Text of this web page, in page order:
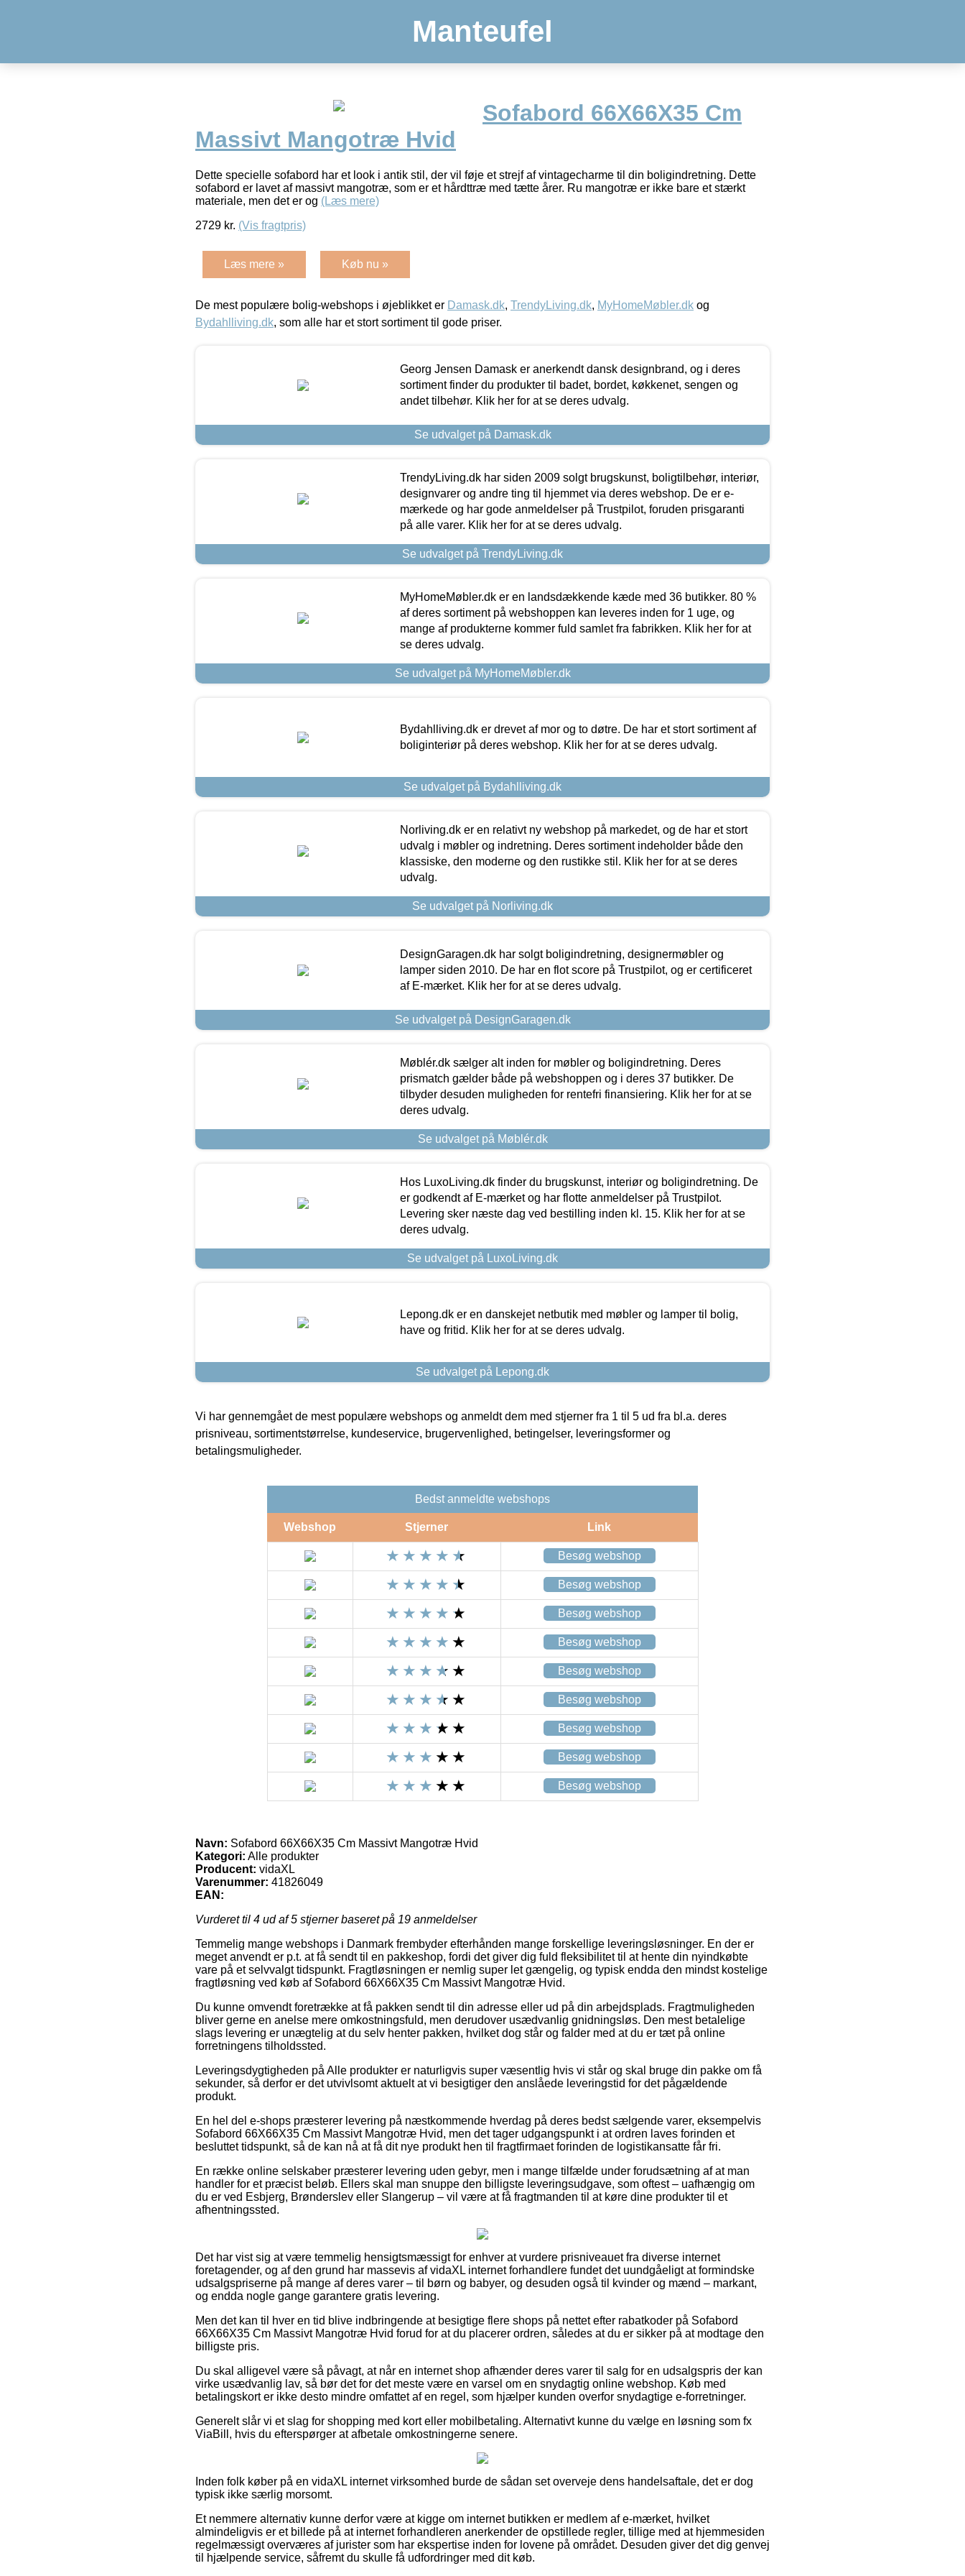
Manteufel
Sofabord 66X66X35 Cm
Massivt Mangotræ Hvid
Dette specielle sofabord har et look i antik stil, der vil føje et strejf af vintagecharme til din boligindretning. Dette
sofabord er lavet af massivt mangotræ, som er et hårdttræ med tætte årer. Ru mangotræ er ikke bare et stærkt
materiale, men det er og (Læs mere)
2729 kr. (Vis fragtpris)
Læs mere » Køb nu »
De mest populære bolig-webshops i øjeblikket er Damask.dk, TrendyLiving.dk, MyHomeMøbler.dk og
Bydahlliving.dk, som alle har et stort sortiment til gode priser.
Georg Jensen Damask er anerkendt dansk designbrand, og i deres
sortiment finder du produkter til badet, bordet, køkkenet, sengen og
andet tilbehør. Klik her for at se deres udvalg.
Se udvalget på Damask.dk
TrendyLiving.dk har siden 2009 solgt brugskunst, boligtilbehør, interiør,
designvarer og andre ting til hjemmet via deres webshop. De er e-
mærkede og har gode anmeldelser på Trustpilot, foruden prisgaranti
på alle varer. Klik her for at se deres udvalg.
Se udvalget på TrendyLiving.dk
MyHomeMøbler.dk er en landsdækkende kæde med 36 butikker. 80 %
af deres sortiment på webshoppen kan leveres inden for 1 uge, og
mange af produkterne kommer fuld samlet fra fabrikken. Klik her for at
se deres udvalg.
Se udvalget på MyHomeMøbler.dk
Bydahlliving.dk er drevet af mor og to døtre. De har et stort sortiment af
boliginteriør på deres webshop. Klik her for at se deres udvalg.
Se udvalget på Bydahlliving.dk
Norliving.dk er en relativt ny webshop på markedet, og de har et stort
udvalg i møbler og indretning. Deres sortiment indeholder både den
klassiske, den moderne og den rustikke stil. Klik her for at se deres
udvalg.
Se udvalget på Norliving.dk
DesignGaragen.dk har solgt boligindretning, designermøbler og
lamper siden 2010. De har en flot score på Trustpilot, og er certificeret
af E-mærket. Klik her for at se deres udvalg.
Se udvalget på DesignGaragen.dk
Møblér.dk sælger alt inden for møbler og boligindretning. Deres
prismatch gælder både på webshoppen og i deres 37 butikker. De
tilbyder desuden muligheden for rentefri finansiering. Klik her for at se
deres udvalg.
Se udvalget på Møblér.dk
Hos LuxoLiving.dk finder du brugskunst, interiør og boligindretning. De
er godkendt af E-mærket og har flotte anmeldelser på Trustpilot.
Levering sker næste dag ved bestilling inden kl. 15. Klik her for at se
deres udvalg.
Se udvalget på LuxoLiving.dk
Lepong.dk er en danskejet netbutik med møbler og lamper til bolig,
have og fritid. Klik her for at se deres udvalg.
Se udvalget på Lepong.dk
Vi har gennemgået de mest populære webshops og anmeldt dem med stjerner fra 1 til 5 ud fra bl.a. deres
prisniveau, sortimentstørrelse, kundeservice, brugervenlighed, betingelser, leveringsformer og
betalingsmuligheder.
Bedst anmeldte webshops
Webshop Stjerner Link
Besøg webshop
Besøg webshop
Besøg webshop
Besøg webshop
Besøg webshop
Besøg webshop
Besøg webshop
Besøg webshop
Besøg webshop
Navn: Sofabord 66X66X35 Cm Massivt Mangotræ Hvid
Kategori: Alle produkter
Producent: vidaXL
Varenummer: 41826049
EAN:
Vurderet til 4 ud af 5 stjerner baseret på 19 anmeldelser
Temmelig mange webshops i Danmark frembyder efterhånden mange forskellige leveringsløsninger. En der er
meget anvendt er p.t. at få sendt til en pakkeshop, fordi det giver dig fuld fleksibilitet til at hente din nyindkøbte
vare på et selvvalgt tidspunkt. Fragtløsningen er nemlig super let gængelig, og typisk endda den mindst kostelige
fragtløsning ved køb af Sofabord 66X66X35 Cm Massivt Mangotræ Hvid.
Du kunne omvendt foretrække at få pakken sendt til din adresse eller ud på din arbejdsplads. Fragtmuligheden
bliver gerne en anelse mere omkostningsfuld, men derudover usædvanlig gnidningsløs. Den mest betalelige
slags levering er unægtelig at du selv henter pakken, hvilket dog står og falder med at du er tæt på online
forretningens tilholdssted.
Leveringsdygtigheden på Alle produkter er naturligvis super væsentlig hvis vi står og skal bruge din pakke om få
sekunder, så derfor er det utvivlsomt aktuelt at vi besigtiger den anslåede leveringstid for det pågældende
produkt.
En hel del e-shops præsterer levering på næstkommende hverdag på deres bedst sælgende varer, eksempelvis
Sofabord 66X66X35 Cm Massivt Mangotræ Hvid, men det tager udgangspunkt i at ordren laves forinden et
besluttet tidspunkt, så de kan nå at få dit nye produkt hen til fragtfirmaet forinden de logistikansatte får fri.
En række online selskaber præsterer levering uden gebyr, men i mange tilfælde under forudsætning af at man
handler for et præcist beløb. Ellers skal man snuppe den billigste leveringsudgave, som oftest – uafhængig om
du er ved Esbjerg, Brønderslev eller Slangerup – vil være at få fragtmanden til at køre dine produkter til et
afhentningssted.
Det har vist sig at være temmelig hensigtsmæssigt for enhver at vurdere prisniveauet fra diverse internet
foretagender, og af den grund har massevis af vidaXL internet forhandlere fundet det uundgåeligt at formindske
udsalgspriserne på mange af deres varer – til børn og babyer, og desuden også til kvinder og mænd – markant,
og endda nogle gange garantere gratis levering.
Men det kan til hver en tid blive indbringende at besigtige flere shops på nettet efter rabatkoder på Sofabord
66X66X35 Cm Massivt Mangotræ Hvid forud for at du placerer ordren, således at du er sikker på at modtage den
billigste pris.
Du skal alligevel være så påvagt, at når en internet shop afhænder deres varer til salg for en udsalgspris der kan
virke usædvanlig lav, så bør det for det meste være en varsel om en snydagtig online webshop. Køb med
betalingskort er ikke desto mindre omfattet af en regel, som hjælper kunden overfor snydagtige e-forretninger.
Generelt slår vi et slag for shopping med kort eller mobilbetaling. Alternativt kunne du vælge en løsning som fx
ViaBill, hvis du efterspørger at afbetale omkostningerne senere.
Inden folk køber på en vidaXL internet virksomhed burde de sådan set overveje dens handelsaftale, det er dog
typisk ikke særlig morsomt.
Et nemmere alternativ kunne derfor være at kigge om internet butikken er medlem af e-mærket, hvilket
almindeligvis er et billede på at internet forhandleren anerkender de opstillede regler, tillige med at hjemmesiden
regelmæssigt overværes af jurister som har ekspertise inden for lovene på området. Desuden giver det dig genvej
til hjælpende service, såfremt du skulle få udfordringer med dit køb.